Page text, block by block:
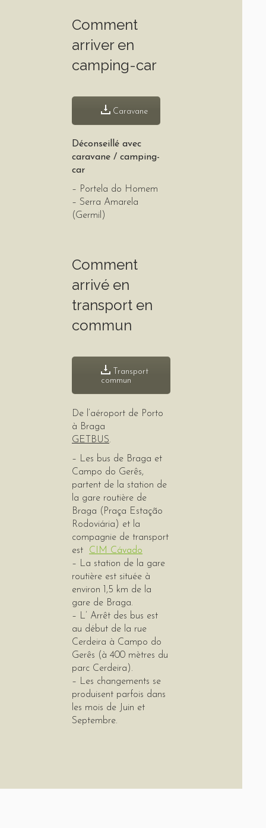
Comment
arriver en
camping-car
Caravane
Déconseillé avec
caravane / camping-
car
– Portela do Homem
– Serra Amarela
(Germil)
Comment
arrivé en
transport en
commun
Transport
commun
De l’aéroport de Porto
à Braga
GETBUS.
– Les bus de Braga et
Campo do Gerês,
partent de la station de
la gare routière de
Braga (Praça Estação
Rodoviária) et la
compagnie de transport
est CIM Cávado
– La station de la gare
routière est située à
environ 1,5 km de la
gare de Braga.
– L’ Arrêt des bus est
au début de la rue
Cerdeira à Campo do
Gerês (à 400 mètres du
parc Cerdeira).
– Les changements se
produisent parfois dans
les mois de Juin et
Septembre.